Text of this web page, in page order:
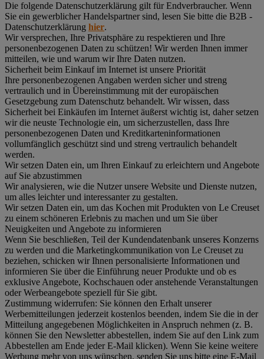
Die folgende Datenschutzerklärung gilt für Endverbraucher. Wenn
Sie ein gewerblicher Handelspartner sind, lesen Sie bitte die B2B -
Datenschutzerklärung hier.
Wir versprechen, Ihre Privatsphäre zu respektieren und Ihre
personenbezogenen Daten zu schützen! Wir werden Ihnen immer
mitteilen, wie und warum wir Ihre Daten nutzen.
Sicherheit beim Einkauf im Internet ist unsere Priorität
Ihre personenbezogenen Angaben werden sicher und streng
vertraulich und in Übereinstimmung mit der europäischen
Gesetzgebung zum Datenschutz behandelt. Wir wissen, dass
Sicherheit bei Einkäufen im Internet äußerst wichtig ist, daher setzen
wir die neuste Technologie ein, um sicherzustellen, dass Ihre
personenbezogenen Daten und Kreditkarteninformationen
vollumfänglich geschützt sind und streng vertraulich behandelt
werden.
Wir setzen Daten ein, um Ihren Einkauf zu erleichtern und Angebote
auf Sie abzustimmen
Wir analysieren, wie die Nutzer unsere Website und Dienste nutzen,
um alles leichter und interessanter zu gestalten.
Wir setzen Daten ein, um das Kochen mit Produkten von Le Creuset
zu einem schöneren Erlebnis zu machen und um Sie über
Neuigkeiten und Angebote zu informieren
Wenn Sie beschließen, Teil der Kundendatenbank unseres Konzerns
zu werden und die Marketingkommunikation von Le Creuset zu
beziehen, schicken wir Ihnen personalisierte Informationen und
informieren Sie über die Einführung neuer Produkte und ob es
exklusive Angebote, Kochschauen oder anstehende Veranstaltungen
oder Werbeangebote speziell für Sie gibt.
Zustimmung widerrufen: Sie können den Erhalt unserer
Werbemitteilungen jederzeit kostenlos beenden, indem Sie die in der
Mitteilung angegebenen Möglichkeiten in Anspruch nehmen (z. B.
können Sie den Newsletter abbestellen, indem Sie auf den Link zum
Abbestellen am Ende jeder E-Mail klicken). Wenn Sie keine weitere
Werbung mehr von uns wünschen, senden Sie uns bitte eine E-Mail